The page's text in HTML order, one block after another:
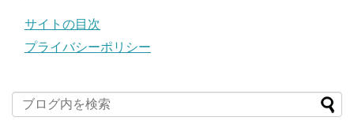
サイトの目次
プライバシーポリシー